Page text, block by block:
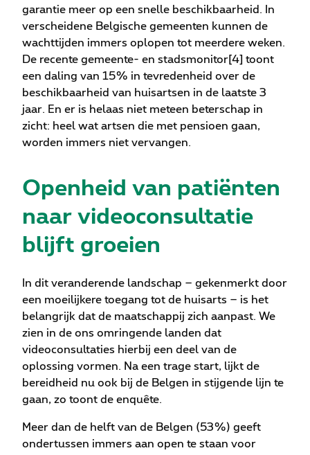
garantie meer op een snelle beschikbaarheid. In
verscheidene Belgische gemeenten kunnen de
wachttijden immers oplopen tot meerdere weken.
De recente gemeente- en stadsmonitor[4] toont
een daling van 15% in tevredenheid over de
beschikbaarheid van huisartsen in de laatste 3
jaar. En er is helaas niet meteen beterschap in
zicht: heel wat artsen die met pensioen gaan,
worden immers niet vervangen.
Openheid van patiënten
naar videoconsultatie
blijft groeien
In dit veranderende landschap – gekenmerkt door
een moeilijkere toegang tot de huisarts – is het
belangrijk dat de maatschappij zich aanpast. We
zien in de ons omringende landen dat
videoconsultaties hierbij een deel van de
oplossing vormen. Na een trage start, lijkt de
bereidheid nu ook bij de Belgen in stijgende lijn te
gaan, zo toont de enquête.
Meer dan de helft van de Belgen (53%) geeft
ondertussen immers aan open te staan voor